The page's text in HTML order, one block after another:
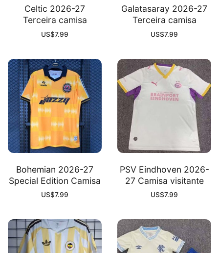
Celtic 2026-27
Terceira camisa
US$7.99
Galatasaray 2026-27
Terceira camisa
US$7.99
Bohemian 2026-27
Special Edition Camisa
US$7.99
PSV Eindhoven 2026-
27 Camisa visitante
US$7.99